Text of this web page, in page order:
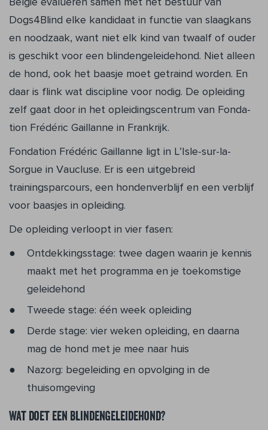
Dogs4Blind elke kandi­daat in functie van slaagkans
en noodzaak, want niet elk kind van twaalf of ouder
is geschikt voor een blindengeleidehond. Niet alleen
de hond, ook het baasje moet getraind worden. En
daar is flink wat dis­cipline voor nodig. De opleiding
zelf gaat door in het opleidingscentrum van Fonda­
tion Frédéric Gaillanne in Frankrijk.
Fondation Frédéric Gaillanne ligt in L’Is­le-sur-la-
Sorgue in Vaucluse. Er is een uitgebreid
trainingsparcours, een hon­denverblijf en een verblijf
voor baasjes in opleiding.
De opleiding verloopt in vier fasen:
Ontdekkingsstage: twee dagen waarin je kennis
maakt met het programma en je toekomstige
geleidehond
Tweede stage: één week opleiding
Derde stage: vier weken opleiding, en daarna
mag de hond met je mee naar huis
Nazorg: begeleiding en opvolging in de
thuisomgeving
Wat doet een blindengeleidehond?